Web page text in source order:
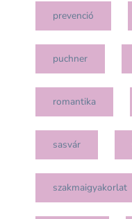
prevenció
puchner
romantika
sasvár
szakmaigyakorlat